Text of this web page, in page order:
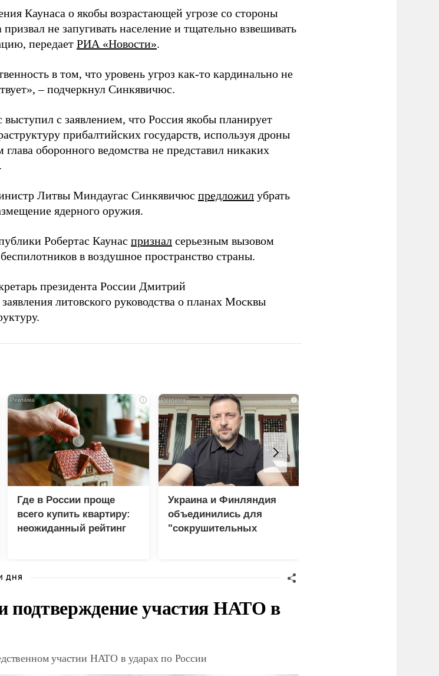
Каунаса о якобы возрастающей угрозе со стороны
не запугивать население и тщательно взвешивать
передает РИА «Новости».
в том, что уровень угроз как-то кардинально не
– подчеркнул Синкявичюс.
с заявлением, что Россия якобы планирует
прибалтийских государств, используя дроны
оборонного ведомства не представил никаких
Литвы Миндаугас Синкявичюс предложил убрать
ядерного оружия.
Робертас Каунас признал серьезным вызовом
в воздушное пространство страны.
президента России Дмитрий
литовского руководства о планах Москвы
i
Где в России проще
всего купить квартиру:
неожиданный рейтинг
i
Украина и Финляндия
объединились для
"сокрушительных
ДНЯ
подтверждение участия НАТО в
участии НАТО в ударах по России